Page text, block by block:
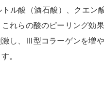
トル酸（酒石酸）、クエン
れらの酸のピーリング効
激し、Ⅲ型コラーゲンを増
。